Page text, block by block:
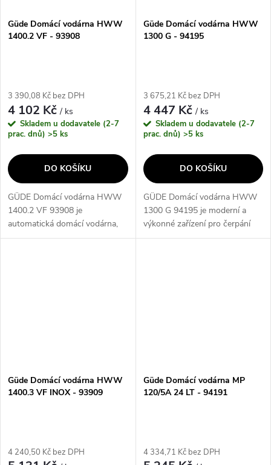
Güde Domácí vodárna HWW
1400.2 VF - 93908
3 390,08 Kč bez DPH
4 102 Kč/ ks
Skladem u dodavatele (2-7
prac. dnů) >5 ks
DO KOŠÍKU
GÜDE Domácí vodárna HWW
1400.2 VF 93908 je
automatická domácí vodárna,
která je určena k čerpání
Güde Domácí vodárna HWW
1300 G - 94195
3 675,21 Kč bez DPH
4 447 Kč/ ks
Skladem u dodavatele (2-7
prac. dnů) >5 ks
DO KOŠÍKU
GÜDE Domácí vodárna HWW
1300 G 94195 je moderní a
výkonné zařízení pro čerpání
vody z hlubokých studní nebo
Güde Domácí vodárna HWW
1400.3 VF INOX - 93909
4 240,50 Kč bez DPH
Güde Domácí vodárna MP
120/5A 24 LT - 94191
4 334,71 Kč bez DPH